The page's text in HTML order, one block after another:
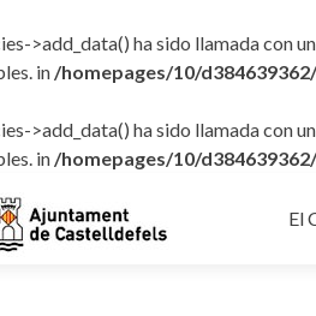
>add_data() ha sido llamada con
in /homepages/10/
>add_data() ha sido llamada con
in /homepages/10/
al
El